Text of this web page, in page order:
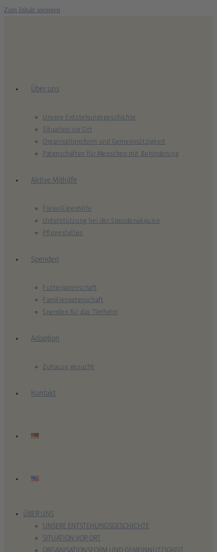
Zum Inhalt springen
Über uns
Unsere Entstehungsgeschichte
Situation vor Ort
Organisationsform und Gemeinnützigkeit
Patenschaften für Menschen mit Behinderung
Aktive Mithilfe
Freiwilligenhilfe
Unterstützung bei der Spendenakquise
Pflegestellen
Spenden
Futterpatenschaft
Familienpatenschaft
Spenden für das Tierheim
Adoption
Zuhause gesucht
Kontakt
ÜBER UNS
UNSERE ENTSTEHUNGSGESCHICHTE
SITUATION VOR ORT